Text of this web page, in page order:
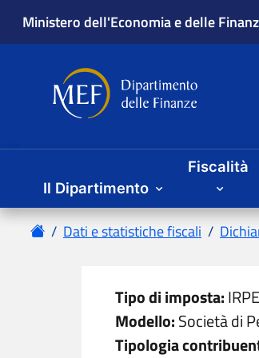
Ministero dell'Economia e delle
Dipartimento delle
Menu principale
Il Dipartimento
Fiscalità
HomeDati e statistiche fiscali
Tipo di imposta:
Modello:Società di
Tipologia